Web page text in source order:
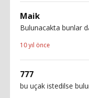
Maik
Bulunacakta bunlar
10 yıl önce
777
bu uçak istedilse